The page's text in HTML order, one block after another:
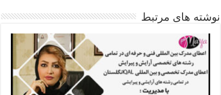
نوشته های مرتبط